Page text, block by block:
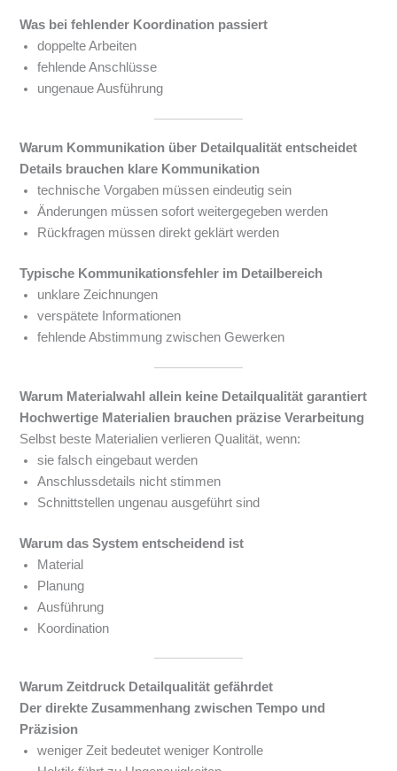
Was bei fehlender Koordination passiert
doppelte Arbeiten
fehlende Anschlüsse
ungenaue Ausführung
Warum Kommunikation über Detailqualität entscheidet
Details brauchen klare Kommunikation
technische Vorgaben müssen eindeutig sein
Änderungen müssen sofort weitergegeben werden
Rückfragen müssen direkt geklärt werden
Typische Kommunikationsfehler im Detailbereich
unklare Zeichnungen
verspätete Informationen
fehlende Abstimmung zwischen Gewerken
Warum Materialwahl allein keine Detailqualität garantiert
Hochwertige Materialien brauchen präzise Verarbeitung
Selbst beste Materialien verlieren Qualität, wenn:
sie falsch eingebaut werden
Anschlussdetails nicht stimmen
Schnittstellen ungenau ausgeführt sind
Warum das System entscheidend ist
Material
Planung
Ausführung
Koordination
Warum Zeitdruck Detailqualität gefährdet
Der direkte Zusammenhang zwischen Tempo und
Präzision
weniger Zeit bedeutet weniger Kontrolle